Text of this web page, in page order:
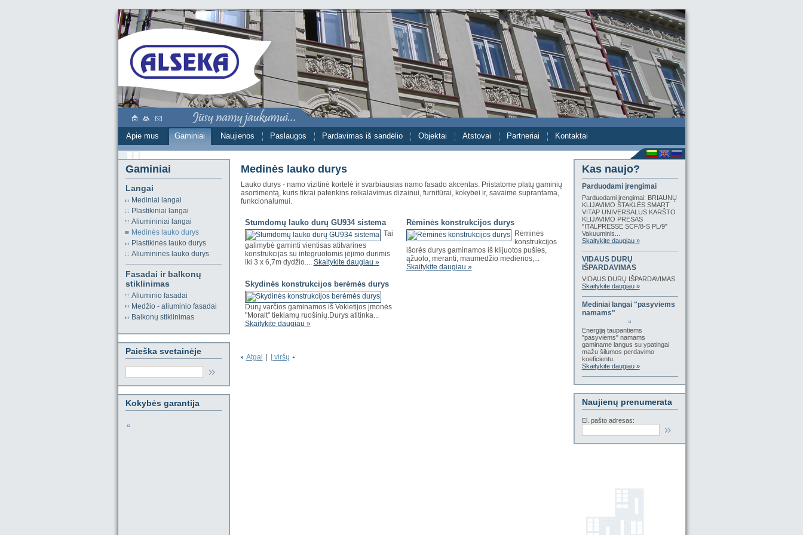
Apie mus Gaminiai Naujienos Paslaugos Pardavimas iš sandėlio Objektai Atstovai Partneriai Kontaktai
Gaminiai
Langai
Mediniai langai
Plastikiniai langai
Aliumininiai langai
Medinės lauko durys
Plastikinės lauko durys
Aliumininės lauko durys
Fasadai ir balkonų
stiklinimas
Aliuminio fasadai
Medžio - aliuminio fasadai
Balkonų stiklinimas
Paieška svetainėje
Kokybės garantija
Medinės lauko durys
Lauko durys - namo vizitinė kortelė ir svarbiausias namo fasado akcentas. Pristatome platų gaminių
asortimentą, kuris tikrai patenkins reikalavimus dizainui, furnitūrai, kokybei ir, savaime suprantama,
funkcionalumui.
Stumdomų lauko durų GU934 sistema
Tai
galimybė gaminti vientisas atitvarines
konstrukcijas su integruotomis įėjimo durimis
iki 3 x 6,7m dydžio.... Skaitykite daugiau »
Rėminės konstrukcijos durys
Rėminės
konstrukcijos
išorės durys gaminamos iš klijuotos pušies,
ąžuolo, meranti, maumedžio medienos,...
Skaitykite daugiau »
Skydinės konstrukcijos berėmės durys
Durų varčios gaminamos iš Vokietijos įmonės
"Moralt" tiekiamų ruošinių.Durys atitinka...
Skaitykite daugiau »
Atgal Į viršų
Kas naujo?
Parduodami įrengimai
Parduodami įrengimai: BRIAUNŲ
KLIJAVIMO STAKLĖS SMART
VITAP UNIVERSALUS KARŠTO
KLIJAVIMO PRESAS
"ITALPRESSE SCF/8-S PL/9"
Vakuuminis...
Skaitykite daugiau »
VIDAUS DURŲ
IŠPARDAVIMAS
VIDAUS DURŲ IŠPARDAVIMAS
Skaitykite daugiau »
Mediniai langai "pasyviems
namams"
Energiją taupantiems
"pasyviems" namams
gaminame langus su ypatingai
mažu šilumos perdavimo
koeficientu.
Skaitykite daugiau »
Naujienų prenumerata
El. pašto adresas: